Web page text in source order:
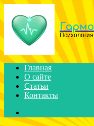
Menu
Психология
Главная
О сайте
Статьи
Контакты
for